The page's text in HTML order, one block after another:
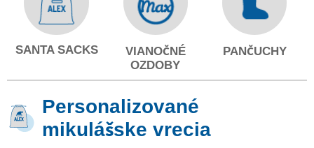
SANTA SACKS
VIANOČNÉ
OZDOBY
PANČUCHY
Personalizované
mikulášske vrecia